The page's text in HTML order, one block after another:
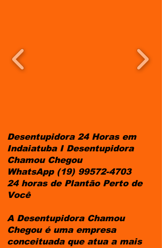
Desentupidora 24 Horas em
Indaiatuba I Desentupidora
Chamou Chegou
WhatsApp (19) 99572-4703
24 horas de Plantão Perto de
Você
A Desentupidora Chamou
Chegou é uma empresa
conceituada que atua a mais